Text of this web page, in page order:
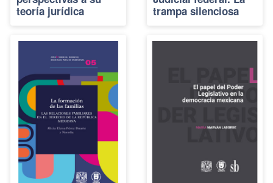
teoría jurídica
trampa silenciosa